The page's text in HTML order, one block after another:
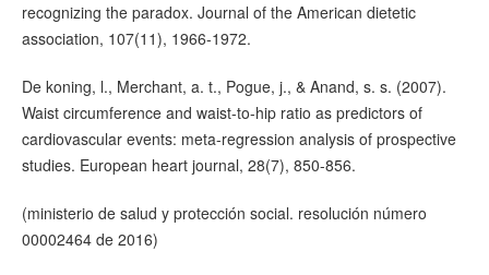
recognizing the paradox. Journal of the American dietetic
association, 107(11), 1966-1972.
De koning, l., Merchant, a. t., Pogue, j., & Anand, s. s. (2007).
Waist circumference and waist-to-hip ratio as predictors of
cardiovascular events: meta-regression analysis of prospective
studies. European heart journal, 28(7), 850-856.
(ministerio de salud y protección social. resolución número
00002464 de 2016)